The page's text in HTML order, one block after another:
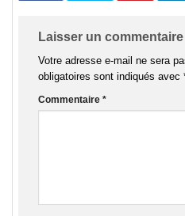
Laisser un commentaire
Votre adresse e-mail ne sera
obligatoires sont indiqués avec
Commentaire *